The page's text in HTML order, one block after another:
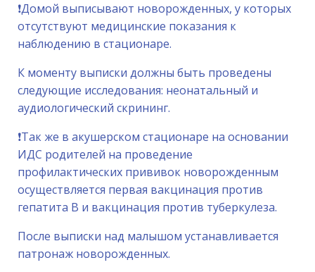
❗️Домой выписывают новорожденных, у которых
отсутствуют медицинские показания к
наблюдению в стационаре.
К моменту выписки должны быть проведены
следующие исследования: неонатальный и
аудиологический скрининг.
❗️Так же в акушерском стационаре на основании
ИДС родителей на проведение
профилактических прививок новорожденным
осуществляется первая вакцинация против
гепатита В и вакцинация против туберкулеза.
После выписки над малышом устанавливается
патронаж новорожденных.